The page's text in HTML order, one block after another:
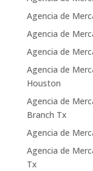
Agencia de
Agencia de
Agencia de
Agencia de
Houston
Agencia de
Branch Tx
Agencia de
Agencia de
Tx